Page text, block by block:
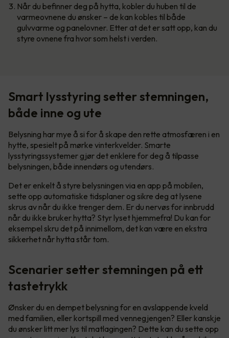
Når du befinner deg på hytta, kobler du huben til de
varmeovnene du ønsker – de kan kobles til både
gulvvarme og panelovner. Etter at det er satt opp, kan du
styre ovnene fra hvor som helst i verden.
Smart lysstyring setter stemningen,
både inne og ute
Belysning har mye å si for å skape den rette atmosfæren i en
hytte, spesielt på mørke vinterkvelder. Smarte
lysstyringssystemer gjør det enklere for deg å tilpasse
belysningen, både innendørs og utendørs.
Det er enkelt å styre belysningen via en app på mobilen,
sette opp automatiske tidsplaner og sikre deg at lysene
skrus av når du ikke trenger dem. Er du nervøs for innbrudd
når du ikke bruker hytta? Styr lyset hjemmefra! Du kan for
eksempel skru det på innimellom, det kan være en ekstra
sikkerhet når hytta står tom.
Scenarier setter stemningen på ett
tastetrykk
Ønsker du en dempet belysning for en avslappende kveld
med familien, eller kortspill med vennegjengen? Eller kanskje
du ønsker litt mer lys til matlagingen? Dette kan du sette opp